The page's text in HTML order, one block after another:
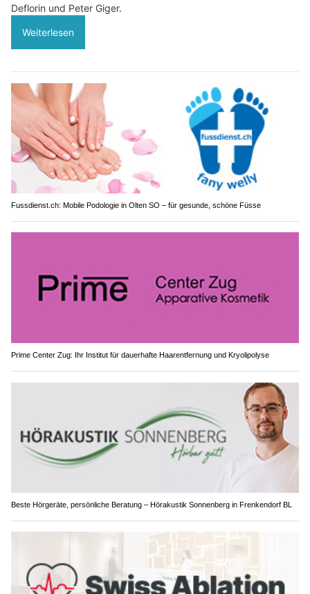
Deflorin und Peter Giger.
Weiterlesen
Fussdienst.ch: Mobile Podologie in Olten SO – für gesunde, schöne Füsse
Prime Center Zug: Ihr Institut für dauerhafte Haarentfernung und Kryolipolyse
Beste Hörgeräte, persönliche Beratung – Hörakustik Sonnenberg in Frenkendorf BL